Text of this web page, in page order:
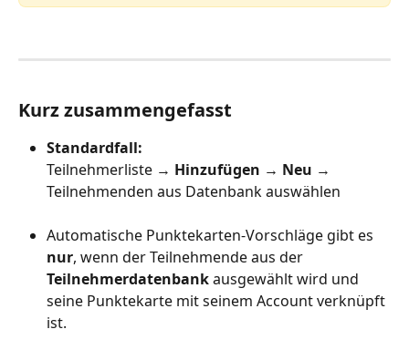
Kurz zusammengefasst
Standardfall:
Teilnehmerliste → Hinzufügen → Neu →
Teilnehmenden aus Datenbank auswählen
Automatische Punktekarten-Vorschläge gibt es
nur, wenn der Teilnehmende aus der
Teilnehmerdatenbank ausgewählt wird und
seine Punktekarte mit seinem Account verknüpft
ist.